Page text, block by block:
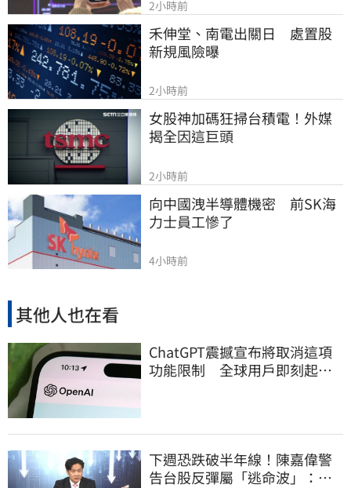
2小時前
禾伸堂、南電出關日　處置股
新規風險曝
2小時前
女股神加碼狂掃台積電！外媒
揭全因這巨頭
2小時前
向中國洩半導體機密　前SK海
力士員工慘了
4小時前
其他人也在看
ChatGPT震撼宣布將取消這項
功能限制 全球用戶即刻起
下週恐跌破半年線！陳嘉偉警
告台股反彈屬「逃命波」：空